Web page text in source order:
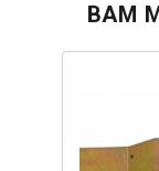
ВАМ